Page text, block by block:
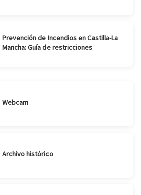
Prevención de Incendios en Castilla-La
Mancha: Guía de restricciones
Webcam
Archivo histórico